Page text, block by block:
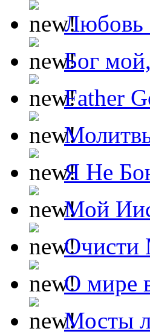
Любовь
Бог
Father
Я Не
Мой
Очисти
О мире
Мосты